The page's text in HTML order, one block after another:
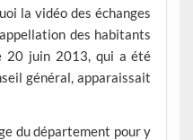
la vidéo des échanges
des habitants
20 juin 2013, qui a été
général, apparaissait
du département pour y